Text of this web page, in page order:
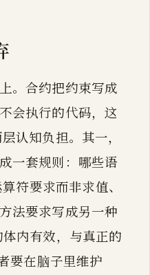
。合约把约束写成
会执行的代码，这
认知负担。其一，
一套规则：哪些语
符要求而非求值、
法要求写成另一种
内有效，与真正的
要在脑子里维护